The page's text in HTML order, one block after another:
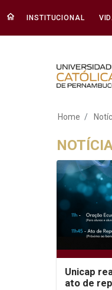
INSTITUCIONAL
Home
Unicap
ato de